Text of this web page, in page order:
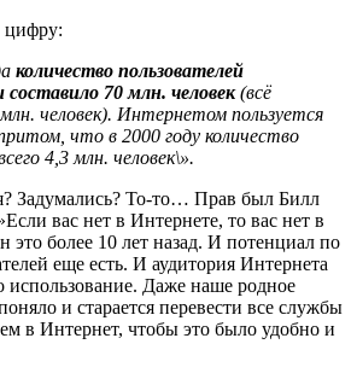
цифру:
количество пользователей
70 млн. человек(всё
человек). Интернетом пользуется
что в 2000 году количество
4,3 млн. человек\».
Задумались? То-то… Прав был Билл
вас нет в Интернете, то вас нет в
это более 10 лет назад. И потенциал по
еще есть. И аудитория Интернета
использование. Даже наше родное
и старается перевести все службы
в Интернет, чтобы это было удобно и